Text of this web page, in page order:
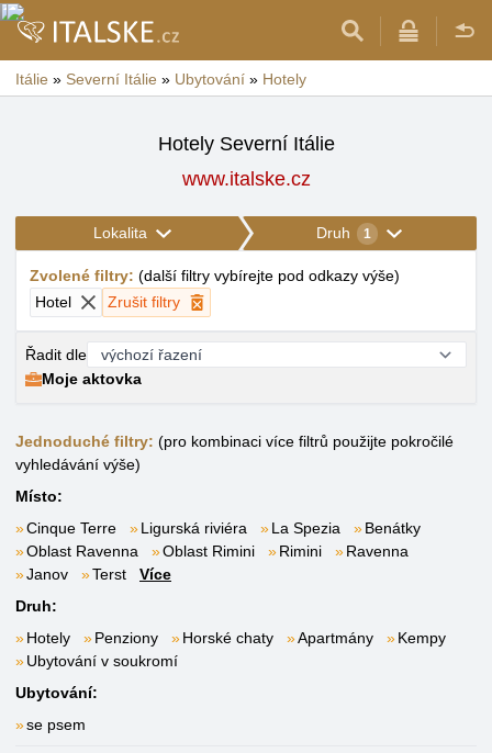
Itálie » Severní Itálie » Ubytování » Hotely
Hotely Severní Itálie
www.italske.cz
Lokalita Druh 1
Zvolené filtry: (další filtry vybírejte pod odkazy výše)
Hotel
Zrušit filtry
Řadit dle
Moje aktovka
Jednoduché filtry: (pro kombinaci více filtrů použijte pokročilé
vyhledávání výše)
Místo:
Cinque Terre
Ligurská riviéra La Spezia
Benátky
Oblast Ravenna
Oblast Rimini Rimini
Ravenna
Janov
Terst
Více
Druh:
Hotely
Penziony Horské chaty Apartmány
Kempy
Ubytování v soukromí
Ubytování:
se psem